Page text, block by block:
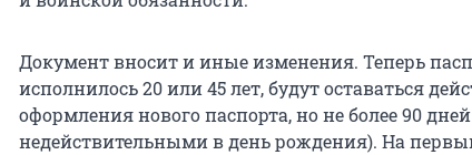
Документ вносит и иные изменения. Теперь
исполнилось 20 или 45 лет, будут оставаться
оформления нового паспорта, но не более 90
недействительными в день рождения). На